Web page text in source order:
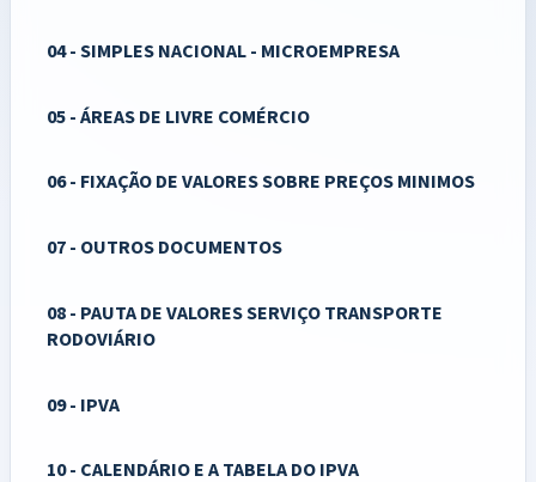
04 - SIMPLES NACIONAL - MICROEMPRESA
05 - ÁREAS DE LIVRE COMÉRCIO
06 - FIXAÇÃO DE VALORES SOBRE PREÇOS MINIMOS
07 - OUTROS DOCUMENTOS
08 - PAUTA DE VALORES SERVIÇO TRANSPORTE
RODOVIÁRIO
09 - IPVA
10 - CALENDÁRIO E A TABELA DO IPVA